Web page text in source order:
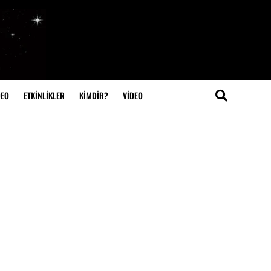
ETKİNLİKLER KİMDİR? VIDEO